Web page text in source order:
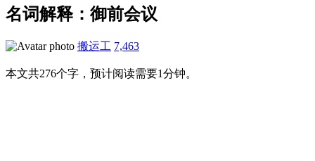
名词解释：御前会议
搬运工 7,463
本文共276个字，预计阅读需要1分钟。